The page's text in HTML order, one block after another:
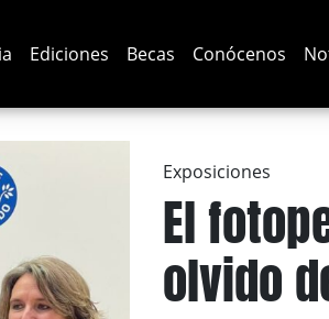
Ediciones Becas Conócenos
Exposiciones
El
olvido